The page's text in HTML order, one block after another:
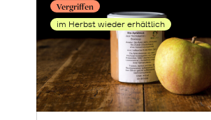
Vergriffen
im Herbst wieder erhältlich